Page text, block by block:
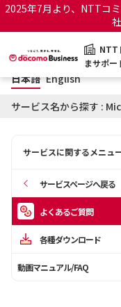
2025年7月より、NTTコ
NTT
まサポー
NTTドコモビジネ
サポートトップ
お知らせ
OCNのお客さまはこ
日本語 English
サービスに関するメニュ
サービスページへ戻る
よくあるご質問
各種ダウンロード
動画マニュアル/FAQ